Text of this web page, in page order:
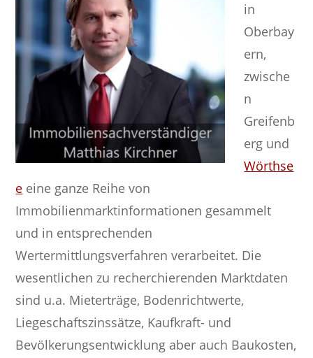
in
Oberbay
ern,
zwische
n
Greifenb
erg und
Wörthse
e eine ganze Reihe von
Immobilienmarktinformationen gesammelt
und in entsprechenden
Wertermittlungsverfahren verarbeitet. Die
wesentlichen zu recherchierenden Marktdaten
sind u.a. Mieterträge, Bodenrichtwerte,
Liegeschaftszinssätze, Kaufkraft- und
Bevölkerungsentwicklung aber auch Baukosten,